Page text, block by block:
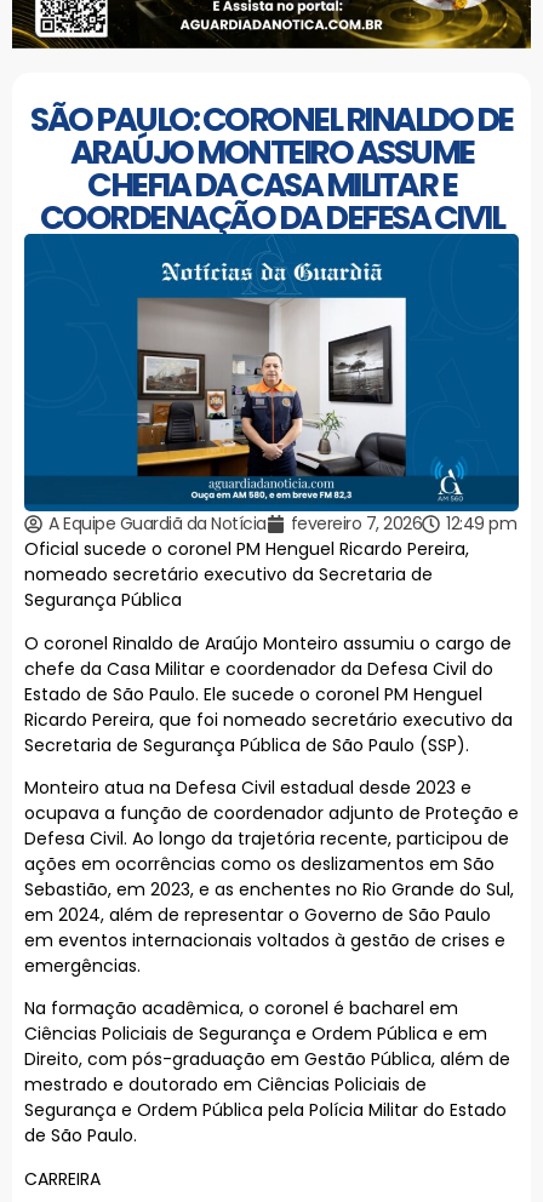
SÃO PAULO: CORONEL RINALDO DE
ARAÚJO MONTEIRO ASSUME
CHEFIA DA CASA MILITAR E
COORDENAÇÃO DA DEFESA CIVIL
A Equipe Guardiã da Notícia fevereiro 7, 2026
12:49 pm
Oficial sucede o coronel PM Henguel Ricardo Pereira,
nomeado secretário executivo da Secretaria de
Segurança Pública
O coronel Rinaldo de Araújo Monteiro assumiu o cargo de
chefe da Casa Militar e coordenador da Defesa Civil do
Estado de São Paulo. Ele sucede o coronel PM Henguel
Ricardo Pereira, que foi nomeado secretário executivo da
Secretaria de Segurança Pública de São Paulo (SSP).
Monteiro atua na Defesa Civil estadual desde 2023 e
ocupava a função de coordenador adjunto de Proteção e
Defesa Civil. Ao longo da trajetória recente, participou de
ações em ocorrências como os deslizamentos em São
Sebastião, em 2023, e as enchentes no Rio Grande do Sul,
em 2024, além de representar o Governo de São Paulo
em eventos internacionais voltados à gestão de crises e
emergências.
Na formação acadêmica, o coronel é bacharel em
Ciências Policiais de Segurança e Ordem Pública e em
Direito, com pós-graduação em Gestão Pública, além de
mestrado e doutorado em Ciências Policiais de
Segurança e Ordem Pública pela Polícia Militar do Estado
de São Paulo.
CARREIRA